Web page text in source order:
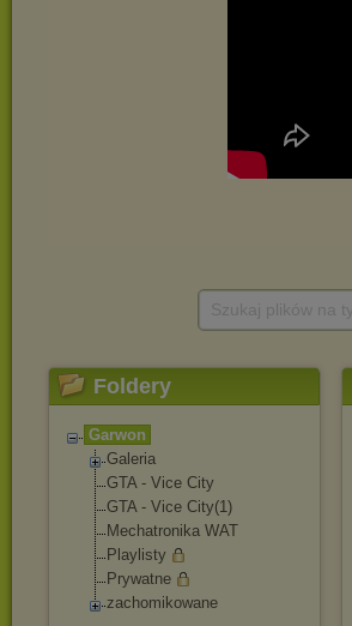
Foldery
Garwon
Galeria
GTA - Vice City
GTA - Vice City(1)
Mechatronika WAT
Playlisty
Prywatne
zachomikowane